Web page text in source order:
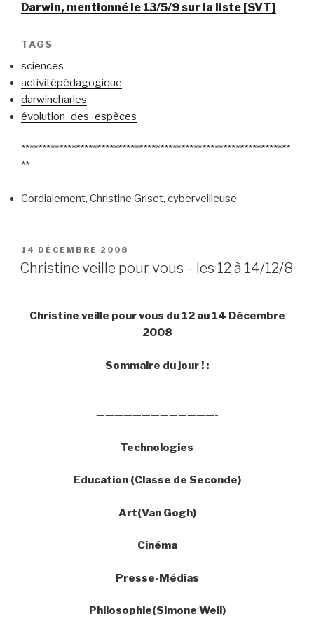
Darwin, mentionné le 13/5/9 sur la liste [SVT]
TAGS
sciences
activitépédagogique
darwincharles
évolution_des_espèces
****************************************************************
**
Cordialement, Christine Griset, cyberveilleuse
PUBLIÉ
LE
14 DÉCEMBRE 2008
Christine veille pour vous – les 12 à 14/12/8
Christine veille pour vous du 12 au 14 Décembre
2008
Sommaire du jour ! :
—————————————————————————————
—————————————-
Technologies
Education (Classe de Seconde)
Art(Van Gogh)
Cinéma
Presse-Médias
Philosophie(Simone Weil)